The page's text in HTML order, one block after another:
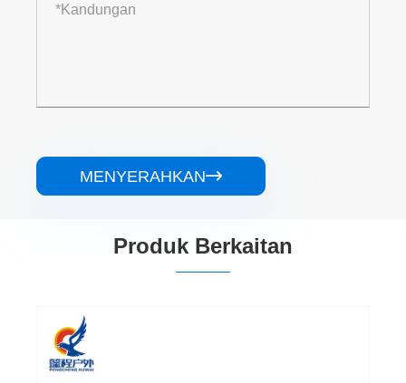
MENYERAHKAN
Produk Berkaitan
Khemah Pembinaan 4.5×5m